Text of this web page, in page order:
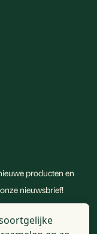
producten en
nieuwsbrief!